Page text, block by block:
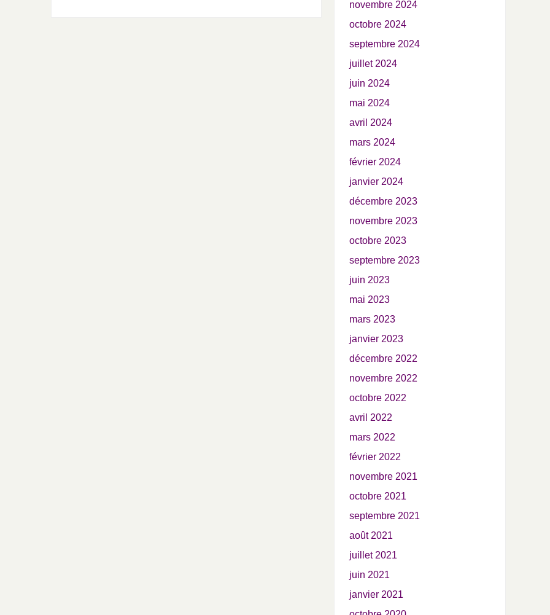
novembre 2024
octobre 2024
septembre 2024
juillet 2024
juin 2024
mai 2024
avril 2024
mars 2024
février 2024
janvier 2024
décembre 2023
novembre 2023
octobre 2023
septembre 2023
juin 2023
mai 2023
mars 2023
janvier 2023
décembre 2022
novembre 2022
octobre 2022
avril 2022
mars 2022
février 2022
novembre 2021
octobre 2021
septembre 2021
août 2021
juillet 2021
juin 2021
janvier 2021